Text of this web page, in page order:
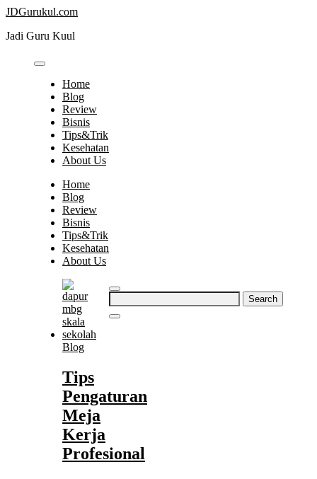
Skip
content
JDGurukul.com
Jadi Guru Kuul
Home
Blog
Review
Bisnis
Tips&Trik
Kesehatan
About Us
Home
Blog
Review
Bisnis
Tips&Trik
Kesehatan
About Us
Search
for:
Blog
Tips
Pengaturan
Meja
Kerja
Profesional